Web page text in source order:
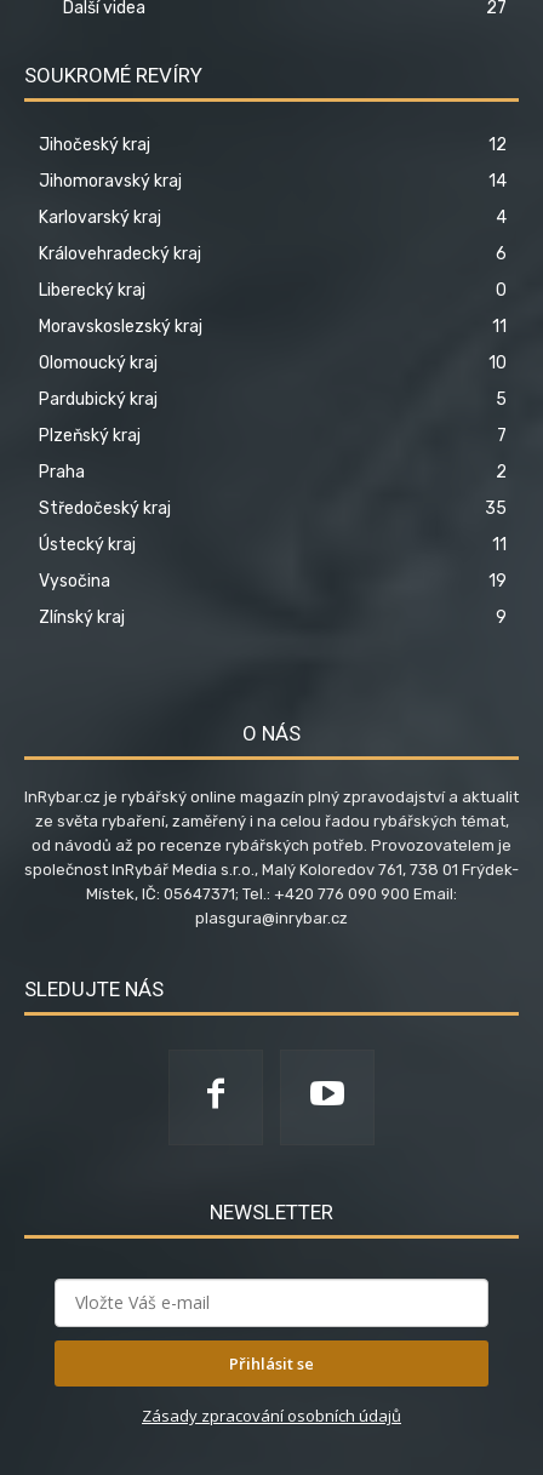
Další videa
27
SOUKROMÉ REVÍRY
Jihočeský kraj
12
Jihomoravský kraj
14
Karlovarský kraj
4
Královehradecký kraj
6
Liberecký kraj
0
Moravskoslezský kraj
11
Olomoucký kraj
10
Pardubický kraj
5
Plzeňský kraj
7
Praha
2
Středočeský kraj
35
Ústecký kraj
11
Vysočina
19
Zlínský kraj
9
O NÁS
InRybar.cz je rybářský online magazín plný zpravodajství a aktualit
ze světa rybaření, zaměřený i na celou řadou rybářských témat,
od návodů až po recenze rybářských potřeb. Provozovatelem je
společnost InRybář Media s.r.o., Malý Koloredov 761, 738 01 Frýdek-
Místek, IČ: 05647371; Tel.: +420 776 090 900 Email:
plasgura@inrybar.cz
SLEDUJTE NÁS
NEWSLETTER
Přihlásit se
Zásady zpracování osobních údajů